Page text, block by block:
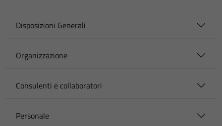
Disposizioni Generali
Organizzazione
Consulenti e collaboratori
Personale